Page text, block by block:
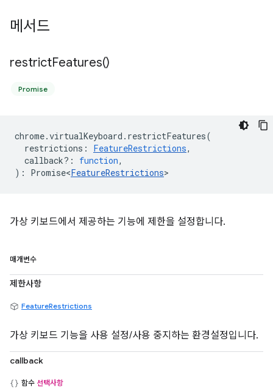
메서드
restrictFeatures()
Promise
chrome.virtualKeyboard . restrictFeatures(
restrictions : FeatureRestrictions,
callback? : function,
) : Promise<FeatureRestrictions>
가상 키보드에서 제공하는 기능에 제한을 설정합니다.
매개변수
제한사항
FeatureRestrictions
가상 키보드 기능을 사용 설정/사용 중지하는 환경설정입니다.
callback
함수 선택사항